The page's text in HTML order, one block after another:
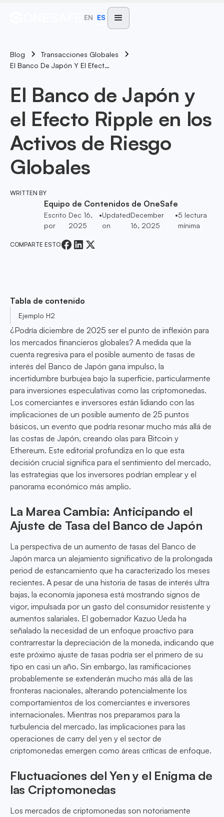
EN ES
Blog
Transacciones Globales
El Banco De Japón Y El Efecto Ripple En Los Activos De Riesgo Globales
El Banco de Japón y
el Efecto Ripple en los
Activos de Riesgo
Globales
WRITTEN BY
Equipo de Contenidos de OneSafe
Escrito
por
Dec 16,
2025
•Updated
on
December
16, 2025
•5 lectura
mínima
COMPARTE ESTO
Tabla de contenido
Ejemplo H2
¿Podría diciembre de 2025 ser el punto de inflexión para
los mercados financieros globales? A medida que la
cuenta regresiva para el posible aumento de tasas de
interés del Banco de Japón gana impulso, la
incertidumbre burbujea bajo la superficie, particularmente
para inversiones especulativas como las criptomonedas.
Los comerciantes e inversores están lidiando con las
implicaciones de un posible aumento de 25 puntos
básicos, un evento que podría resonar mucho más allá de
las costas de Japón, creando olas para Bitcoin y
Ethereum. Este editorial profundiza en lo que esta
decisión crucial significa para el sentimiento del mercado,
las estrategias que los inversores podrían emplear y el
panorama económico más amplio.
La Marea Cambia: Anticipando el
Ajuste de Tasa del Banco de Japón
La perspectiva de un aumento de tasas del Banco de
Japón marca un alejamiento significativo de la prolongada
period de estancamiento que ha caracterizado los meses
recientes. A pesar de una historia de tasas de interés ultra
bajas, la economía japonesa está mostrando signos de
vigor, impulsada por un gasto del consumidor resistente y
aumentos salariales. El gobernador Kazuo Ueda ha
señalado la necesidad de un enfoque proactivo para
contrarrestar la depreciación de la moneda, indicando que
este próximo ajuste de tasas podría ser el primero de su
tipo en casi un año. Sin embargo, las ramificaciones
probablemente se extenderán mucho más allá de las
fronteras nacionales, alterando potencialmente los
comportamientos de los comerciantes e inversores
internacionales. Mientras nos preparamos para la
turbulencia del mercado, las implicaciones para las
operaciones de carry del yen y el sector de
criptomonedas emergen como áreas críticas de enfoque.
Fluctuaciones del Yen y el Enigma de
las Criptomonedas
Los mercados de criptomonedas son notoriamente